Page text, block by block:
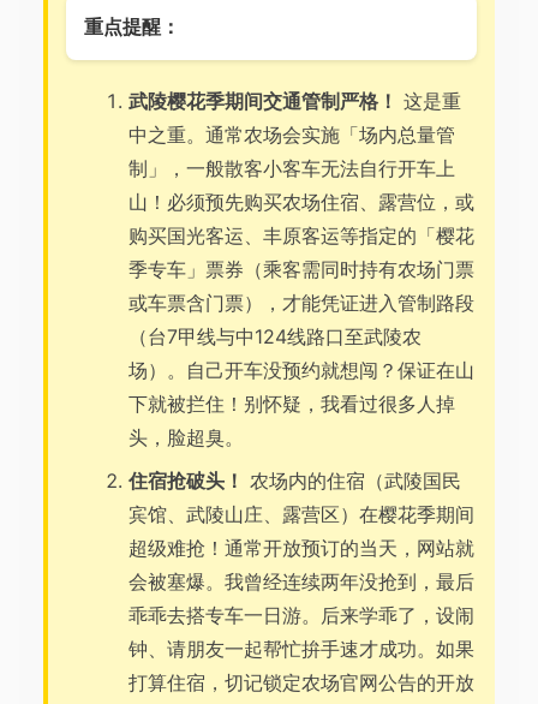
重点提醒：
武陵樱花季期间交通管制严格！ 这是重
中之重。通常农场会实施「场内总量管
制」，一般散客小客车无法自行开车上
山！必须预先购买农场住宿、露营位，或
购买国光客运、丰原客运等指定的「樱花
季专车」票券（乘客需同时持有农场门票
或车票含门票），才能凭证进入管制路段
（台7甲线与中124线路口至武陵农
场）。自己开车没预约就想闯？保证在山
下就被拦住！别怀疑，我看过很多人掉
头，脸超臭。
住宿抢破头！ 农场内的住宿（武陵国民
宾馆、武陵山庄、露营区）在樱花季期间
超级难抢！通常开放预订的当天，网站就
会被塞爆。我曾经连续两年没抢到，最后
乖乖去搭专车一日游。后来学乖了，设闹
钟、请朋友一起帮忙拚手速才成功。如果
打算住宿，切记锁定农场官网公告的开放